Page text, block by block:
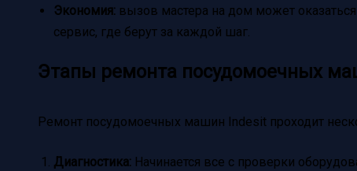
Экономия: вызов мастера на дом может
сервис, где берут за каждой шаг.
Этапы ремонта посудомоечных
Ремонт посудомоечных машин Indesit проходит
Диагностика: Начинается все с проверки